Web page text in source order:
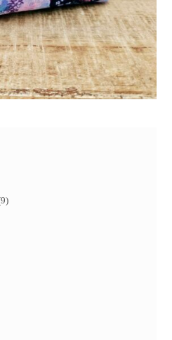
9